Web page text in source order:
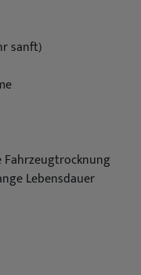
sanft)
Fahrzeugtrocknung
Lebensdauer